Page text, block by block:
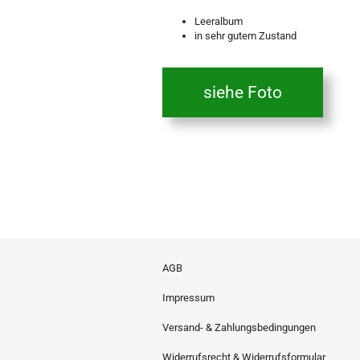
Leeralbum
in sehr gutem Zustand
siehe Foto
AGB
Impressum
Versand- & Zahlungsbedingungen
Widerrufsrecht & Widerrufsformular